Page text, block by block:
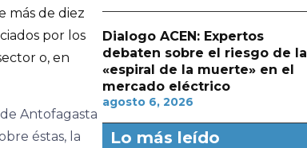
más de diez
por los
o, en
Antofagasta
éstas, la
Dialogo ACEN: Expertos
debaten sobre el riesgo de la
«espiral de la muerte» en el
mercado eléctrico
agosto 6, 2026
Lo más leído